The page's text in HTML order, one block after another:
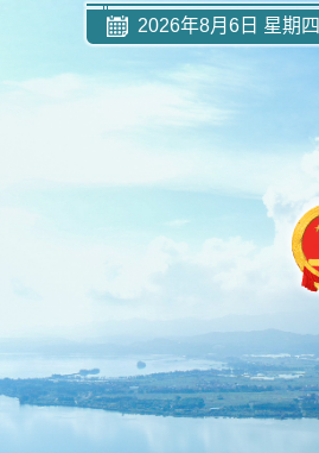
2026年8月6日 星期四